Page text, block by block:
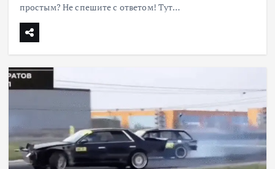
простым? Не спешите с ответом! Тут…